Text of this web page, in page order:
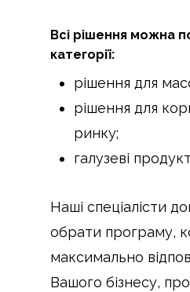
Всі рішення можна
категорії:
рішення для
рішення для
ринку;
галузеві
Наші спеціалісти
обрати програму,
максимально
Вашого бізнесу,